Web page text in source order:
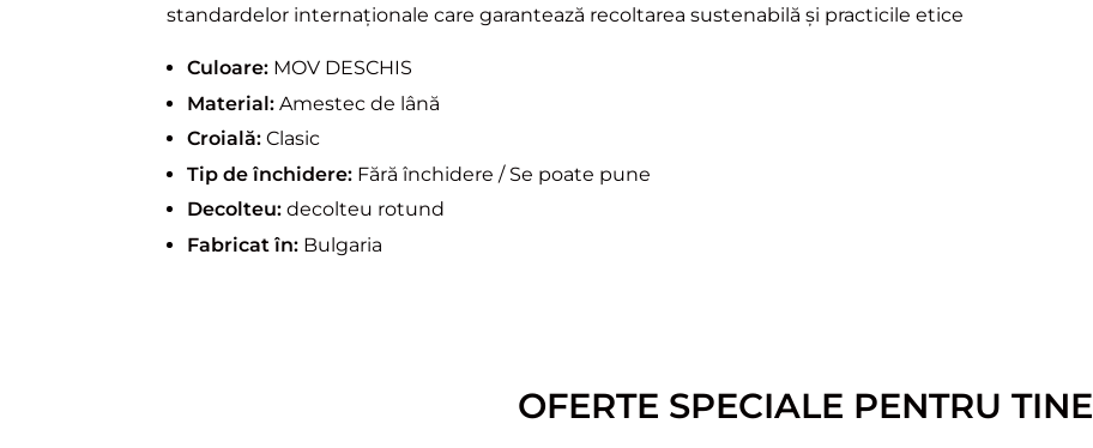
standardelor internaționale care garantează recoltarea sustenabilă și practicile etice
Culoare: MOV DESCHIS
Material: Amestec de lână
Croială: Clasic
Tip de închidere: Fără închidere / Se poate pune
Decolteu: decolteu rotund
Fabricat în: Bulgaria
OFERTE SPECIALE PENTRU TINE